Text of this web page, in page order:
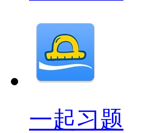
一起习题